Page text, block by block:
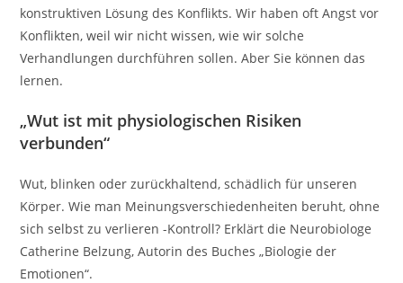
konstruktiven Lösung des Konflikts. Wir haben oft Angst vor
Konflikten, weil wir nicht wissen, wie wir solche
Verhandlungen durchführen sollen. Aber Sie können das
lernen.
„Wut ist mit physiologischen Risiken
verbunden“
Wut, blinken oder zurückhaltend, schädlich für unseren
Körper. Wie man Meinungsverschiedenheiten beruht, ohne
sich selbst zu verlieren -Kontroll? Erklärt die Neurobiologe
Catherine Belzung, Autorin des Buches „Biologie der
Emotionen“.